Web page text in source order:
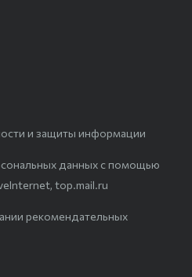
и защиты информации
данных с помощью
top.mail.ru
рекомендательных